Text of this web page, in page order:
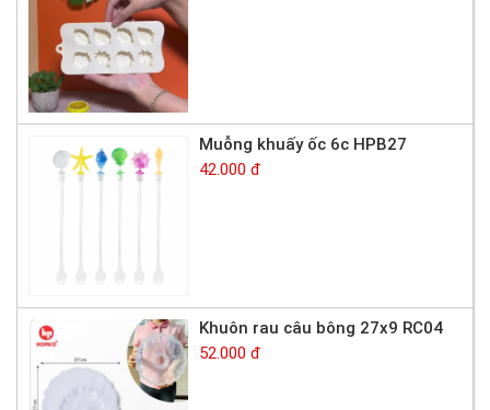
Muỗng khuấy ốc 6c HPB27
42.000 đ
Khuôn rau câu bông 27x9 RC04
52.000 đ